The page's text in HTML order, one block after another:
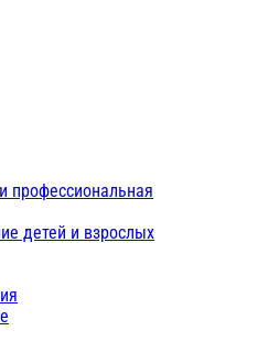
профессиональная
детей и взрослых